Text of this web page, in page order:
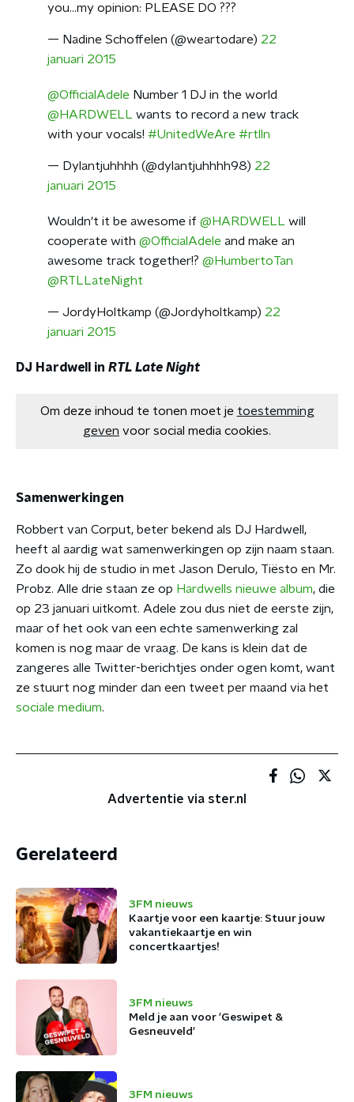
you...my opinion: PLEASE DO ???
— Nadine Schoffelen (@weartodare) 22
januari 2015
@OfficialAdele Number 1 DJ in the world
@HARDWELL wants to record a new track
with your vocals! #UnitedWeAre #rtlln
— Dylantjuhhhh (@dylantjuhhhh98) 22
januari 2015
Wouldn't it be awesome if @HARDWELL will
cooperate with @OfficialAdele and make an
awesome track together!? @HumbertoTan
@RTLLateNight
— JordyHoltkamp (@Jordyholtkamp) 22
januari 2015
DJ Hardwell in RTL Late Night
Om deze inhoud te tonen moet je toestemming
geven voor social media cookies.
Samenwerkingen
Robbert van Corput, beter bekend als DJ Hardwell,
heeft al aardig wat samenwerkingen op zijn naam staan.
Zo dook hij de studio in met Jason Derulo, Tiësto en Mr.
Probz. Alle drie staan ze op Hardwells nieuwe album, die
op 23 januari uitkomt. Adele zou dus niet de eerste zijn,
maar of het ook van een echte samenwerking zal
komen is nog maar de vraag. De kans is klein dat de
zangeres alle Twitter-berichtjes onder ogen komt, want
ze stuurt nog minder dan een tweet per maand via het
sociale medium.
Advertentie via ster.nl
Gerelateerd
3FM nieuws
Kaartje voor een kaartje: Stuur jouw
vakantiekaartje en win
concertkaartjes!
3FM nieuws
Meld je aan voor 'Geswipet &
Gesneuveld'
3FM nieuws